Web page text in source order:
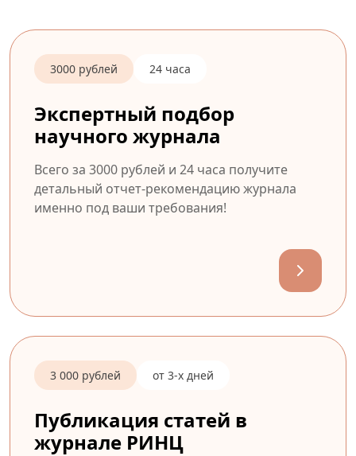
3000 рублей 24 часа
Экспертный подбор
научного журнала
Всего за 3000 рублей и 24 часа получите
детальный отчет-рекомендацию журнала
именно под ваши требования!
3 000 рублей от 3-х дней
Публикация статей в
журнале РИНЦ